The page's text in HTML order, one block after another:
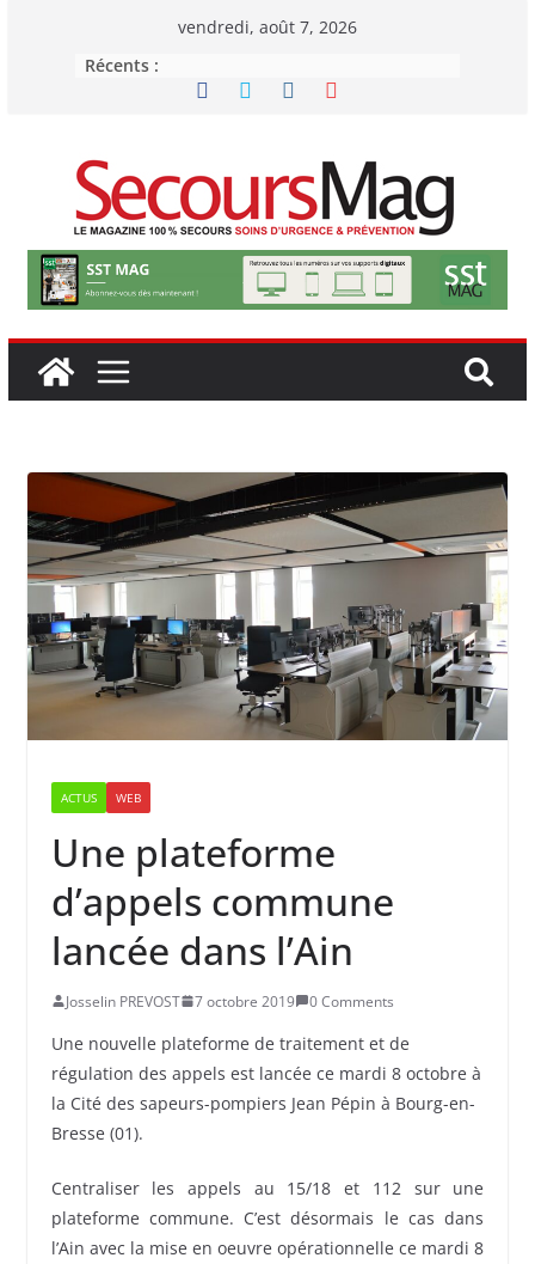
vendredi, août 7, 2026
Récents :
ACTUS WEB
Une plateforme
d’appels commune
lancée dans l’Ain
Josselin PREVOST 7 octobre 2019 0 Comments
Une nouvelle plateforme de traitement et de
régulation des appels est lancée ce mardi 8 octobre à
la Cité des sapeurs-pompiers Jean Pépin à Bourg-en-
Bresse (01).
Centraliser les appels au 15/18 et 112 sur une
plateforme commune. C’est désormais le cas dans
l’Ain avec la mise en oeuvre opérationnelle ce mardi 8